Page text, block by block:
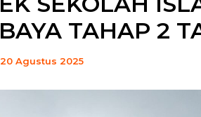
TAHAP 2
20 Agustus 2025